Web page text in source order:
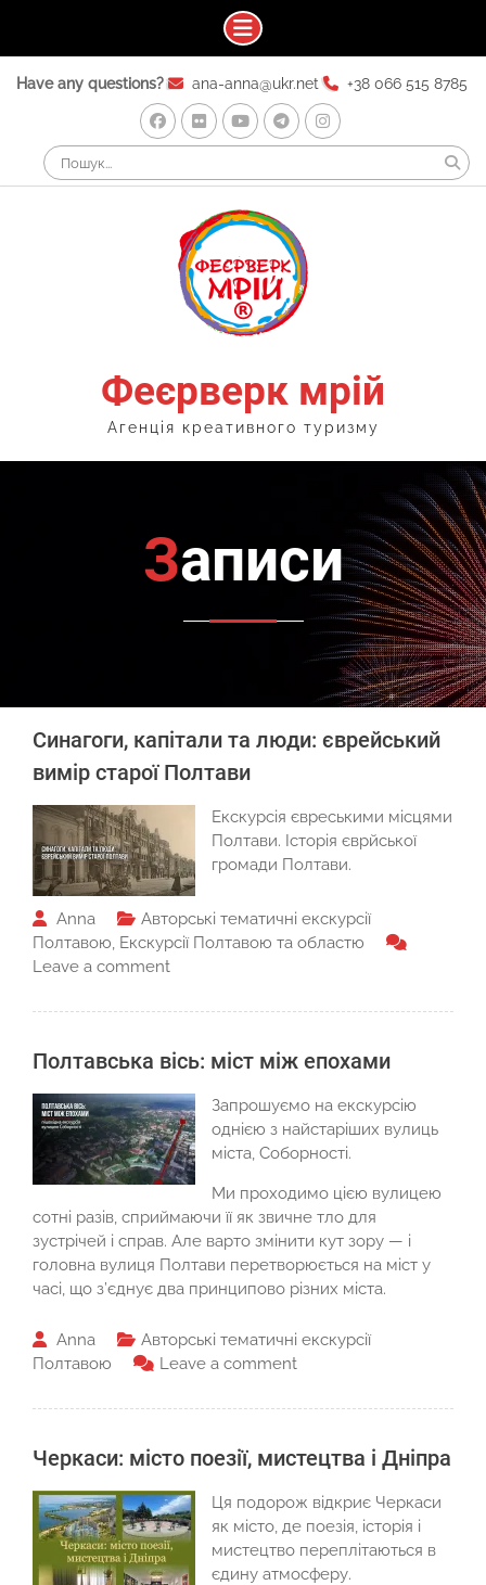
Have any questions? ana-anna@ukr.net +38 066 515 8785
Facebook
FlickrYoutubeTelegramInstagram
for:
Феєрверк мрій
Агенція креативного туризму
Записи
Записи
Синагоги, капітали та люди: єврейський
вимір старої Полтави
Екскурсія євреськими місцями
Полтави. Історія єврйської
громади Полтави.
Anna
Авторські тематичні екскурсії
Полтавою, Екскурсії Полтавою та областю
Leave a comment
Полтавська вісь: міст між епохами
Запрошуємо на екскурсію
однією з найстаріших вулиць
міста, Соборності.
Ми проходимо цією вулицею
сотні разів, сприймаючи її як звичне тло для
зустрічей і справ. Але варто змінити кут зору — і
головна вулиця Полтави перетворюється на міст у
часі, що з’єднує два принципово різних міста.
Anna
Авторські тематичні екскурсії
Полтавою
Leave a comment
Черкаси: місто поезії, мистецтва і Дніпра
Ця подорож відкриє Черкаси
як місто, де поезія, історія і
мистецтво переплітаються в
єдину атмосферу.